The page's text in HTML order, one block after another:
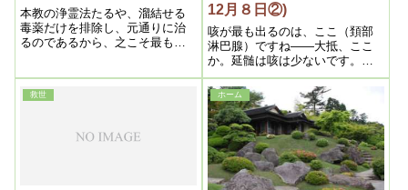
本教の浄霊法たるや、溜結せる
毒薬だけを排除し、元通りに治
るのであるから、之こそ最も進
12月８日②)
咳が最も出るのは、ここ（頚部
淋巴腺）ですね――大抵、ここ
か。延髄は咳は少ないです。こ
れは水っ洟みずっぱなの方で
す。あとは肩ですね。背中も無
論ありますよ。左の方がきっと
多いです。それを浄霊するんで
すね。それで、その時に――大
体触って見て一番熱のある処が
――そこから咳が出るんですか
ら、そこを発見する。
救世 ホーム